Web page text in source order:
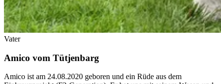
Vater
Amico vom Tütjenbarg
Amico ist am 24.08.2020 geboren und ein Rüde aus dem